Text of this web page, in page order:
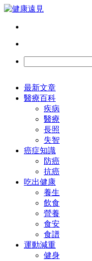
最新文章
醫療百科
疾病
醫療
長照
失智
癌症知識
防癌
抗癌
吃出健康
養生
飲食
營養
食安
食譜
運動減重
健身